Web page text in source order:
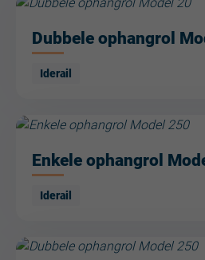
Dubbele ophangrol
Iderail
Enkele ophangrol
Iderail